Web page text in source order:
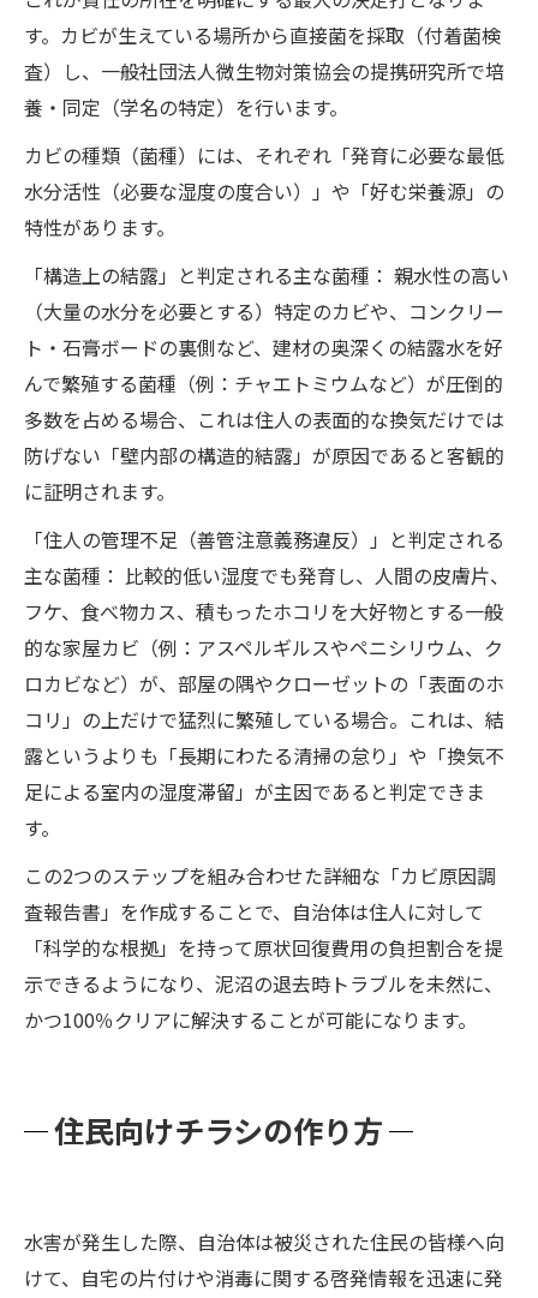
す。カビが生えている場所から直接菌を採取（付着菌検
査）し、一般社団法人微生物対策協会の提携研究所で培
養・同定（学名の特定）を行います。
カビの種類（菌種）には、それぞれ「発育に必要な最低
水分活性（必要な湿度の度合い）」や「好む栄養源」の
特性があります。
「構造上の結露」と判定される主な菌種： 親水性の高い
（大量の水分を必要とする）特定のカビや、コンクリー
ト・石膏ボードの裏側など、建材の奥深くの結露水を好
んで繁殖する菌種（例：チャエトミウムなど）が圧倒的
多数を占める場合、これは住人の表面的な換気だけでは
防げない「壁内部の構造的結露」が原因であると客観的
に証明されます。
「住人の管理不足（善管注意義務違反）」と判定される
主な菌種： 比較的低い湿度でも発育し、人間の皮膚片、
フケ、食べ物カス、積もったホコリを大好物とする一般
的な家屋カビ（例：アスペルギルスやペニシリウム、ク
ロカビなど）が、部屋の隅やクローゼットの「表面のホ
コリ」の上だけで猛烈に繁殖している場合。これは、結
露というよりも「長期にわたる清掃の怠り」や「換気不
足による室内の湿度滞留」が主因であると判定できま
す。
この2つのステップを組み合わせた詳細な「カビ原因調
査報告書」を作成することで、自治体は住人に対して
「科学的な根拠」を持って原状回復費用の負担割合を提
示できるようになり、泥沼の退去時トラブルを未然に、
かつ100％クリアに解決することが可能になります。
住民向けチラシの作り方
水害が発生した際、自治体は被災された住民の皆様へ向
けて、自宅の片付けや消毒に関する啓発情報を迅速に発